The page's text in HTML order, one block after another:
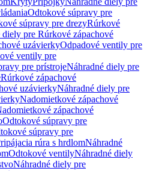
Odtokové súpravy pre
súpravy pre drezyRúrkové
diely pre Rúrkové zápachové
uzávierkyOdpadové ventily pre
ventily pre
pre prístrojeNáhradné diely pre
Rúrkové zápachové
uzávierkyNáhradné diely pre
Nadomietkové zápachové
zápachové
Odtokové súpravy pre
súpravy pre
rúra s hrdlomNáhradné
Odtokové ventilyNáhradné diely
Náhradné diely pre